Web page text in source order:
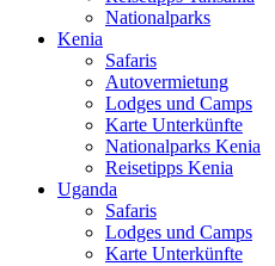
Nationalparks
Kenia
Safaris
Autovermietung
Lodges und Camps
Karte Unterkünfte
Nationalparks Kenia
Reisetipps Kenia
Uganda
Safaris
Lodges und Camps
Karte Unterkünfte